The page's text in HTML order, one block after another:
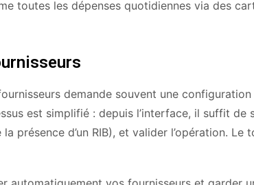
toutes les dépenses quotidiennes via des
demande souvent une
est simplifié : depuis l’interface, il suffit de
présence d’un RIB), et valider l’opération. Le